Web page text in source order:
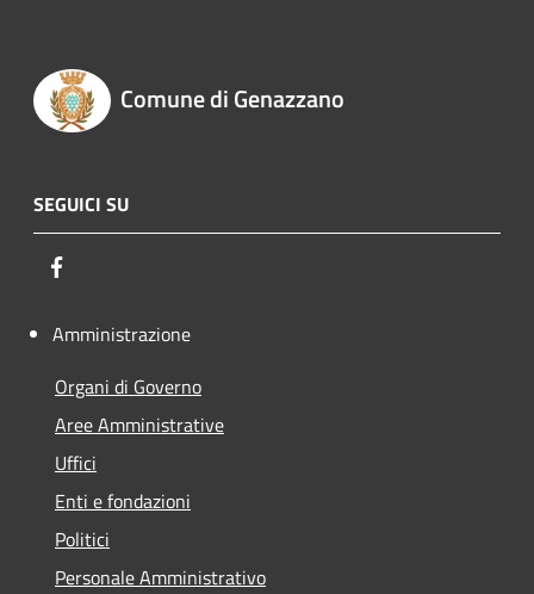
Comune di Genazzano
SEGUICI SU
Amministrazione
Organi di Governo
Aree Amministrative
Uffici
Enti e fondazioni
Politici
Personale Amministrativo